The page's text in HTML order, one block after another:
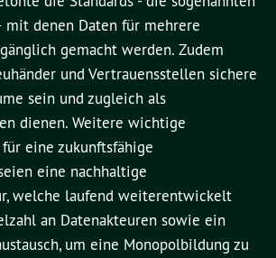
mit denen Daten für mehrere
gemacht werden. Zudem
und Vertrauensstellen sichere
sein und zugleich als
dienen. Weitere wichtige
eine zukunftsfähige
eine nachhaltige
welche laufend weiterentwickelt
an Datenakteuren sowie ein
um eine Monopolbildung zu